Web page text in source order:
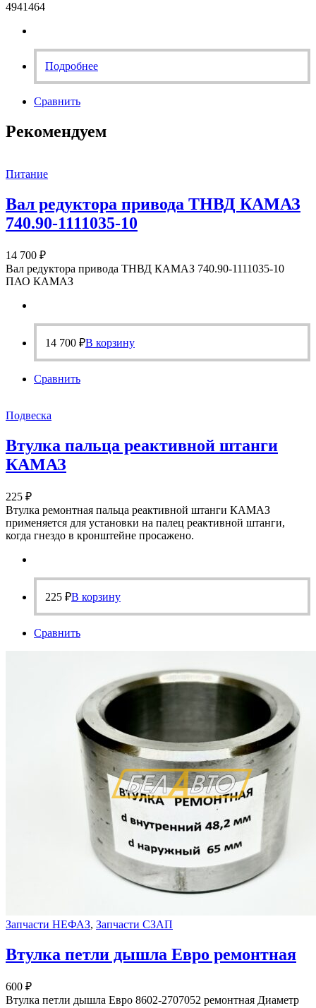
4941464
Подробнее
Сравнить
Рекомендуем
Питание
Вал редуктора привода ТНВД КАМАЗ
740.90-1111035-10
14 700 ₽
Вал редуктора привода ТНВД КАМАЗ 740.90-1111035-10
ПАО КАМАЗ
14 700 ₽В корзину
Сравнить
Подвеска
Втулка пальца реактивной штанги
КАМАЗ
225 ₽
Втулка ремонтная пальца реактивной штанги КАМАЗ
применяется для установки на палец реактивной штанги,
когда гнездо в кронштейне просажено.
225 ₽В корзину
Сравнить
Запчасти НЕФАЗ, Запчасти СЗАП
Втулка петли дышла Евро ремонтная
600 ₽
Втулка петли дышла Евро 8602-2707052 ремонтная Диаметр